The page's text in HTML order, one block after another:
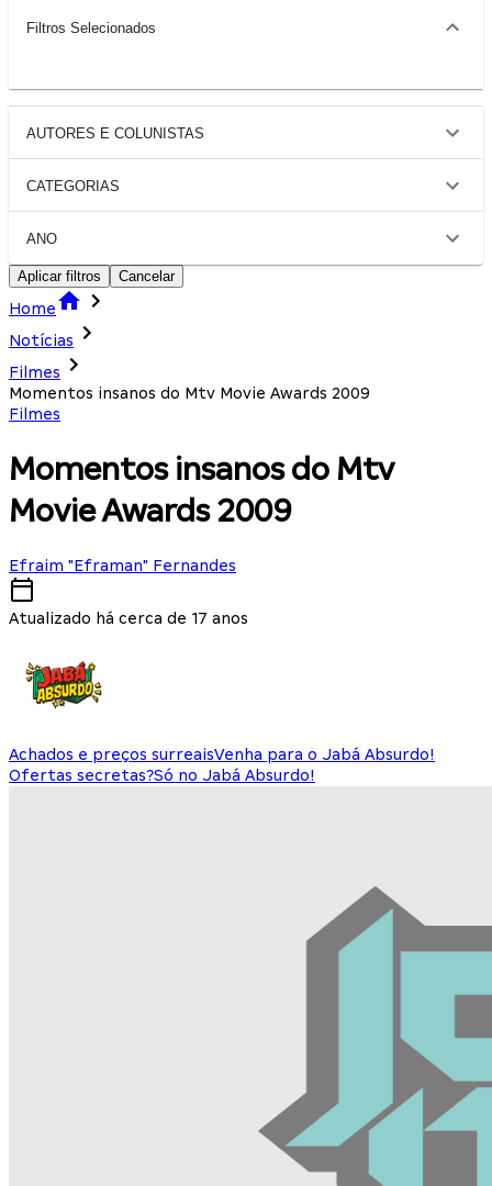
Filtros Selecionados
AUTORES E COLUNISTAS
CATEGORIAS
ANO
Aplicar filtros Cancelar
Home
Notícias
Filmes
Momentos insanos do Mtv Movie Awards 2009
Filmes
Momentos insanos do Mtv
Movie Awards 2009
Efraim "Eframan" Fernandes
Atualizado há cerca de 17 anos
Achados e preços surreaisVenha para o Jabá Absurdo!
Ofertas secretas?Só no Jabá Absurdo!